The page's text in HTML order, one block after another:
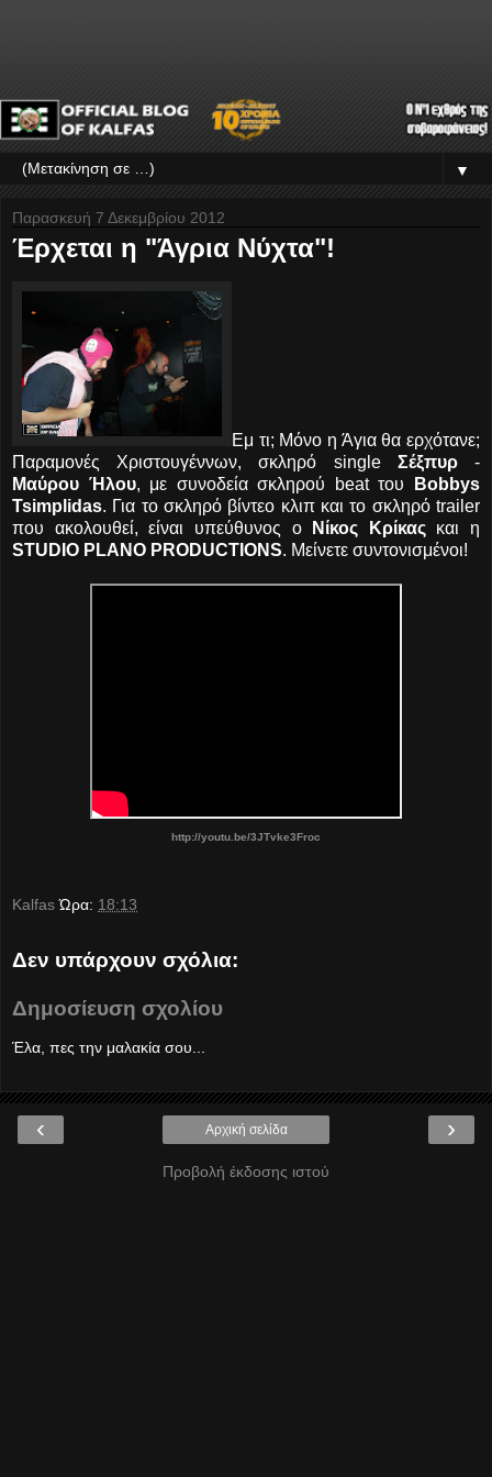
▼
Παρασκευή 7 Δεκεμβρίου 2012
Έρχεται η "Άγρια Νύχτα"!
Εμ τι; Μόνο η Άγια θα ερχότανε;
Παραμονές Χριστουγέννων, σκληρό single Σέξπυρ-
Μαύρου Ήλου, με συνοδεία σκληρού beat του
Bobbys
Tsimplidas. Για το σκληρό βίντεο κλιπ και το σκληρό trailer
που ακολουθεί, είναι υπεύθυνος ο
Νίκος Κρίκαςκαι η
STUDIO PLANO PRODUCTIONS. Μείνετε συντονισμένοι!
http://youtu.be/3JTvke3Froc
Kalfas Ώρα: 18:13
Δεν υπάρχουν σχόλια:
Δημοσίευση σχολίου
Έλα, πες την μαλακία σου...
‹ ›
Αρχική σελίδα
Προβολή έκδοσης ιστού